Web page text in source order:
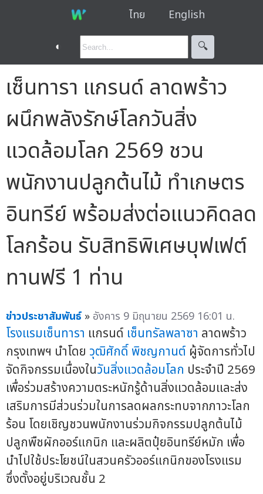
ไทย English
◐ 🔍︎
เซ็นทารา แกรนด์ ลาดพร้าว
ผนึกพลังรักษ์โลกวันสิ่ง
แวดล้อมโลก 2569 ชวน
พนักงานปลูกต้นไม้ ทำเกษตร
อินทรีย์ พร้อมส่งต่อแนวคิดลด
โลกร้อน รับสิทธิพิเศษบุฟเฟต์
ทานฟรี 1 ท่าน
ข่าวประชาสัมพันธ์ » อังคาร 9 มิถุนายน 2569 16:01 น.
โรงแรมเซ็นทารา แกรนด์ เซ็นทรัลพลาซา ลาดพร้าว
กรุงเทพฯ นำโดย วุฒิศักดิ์ พิชญกานต์ ผู้จัดการทั่วไป
จัดกิจกรรมเนื่องในวันสิ่งแวดล้อมโลก ประจำปี 2569
เพื่อร่วมสร้างความตระหนักรู้ด้านสิ่งแวดล้อมและส่ง
เสริมการมีส่วนร่วมในการลดผลกระทบจากภาวะโลก
ร้อน โดยเชิญชวนพนักงานร่วมกิจกรรมปลูกต้นไม้
ปลูกพืชผักออร์แกนิก และผลิตปุ๋ยอินทรีย์หมัก เพื่อ
นำไปใช้ประโยชน์ในสวนครัวออร์แกนิกของโรงแรม
ซึ่งตั้งอยู่บริเวณชั้น 2